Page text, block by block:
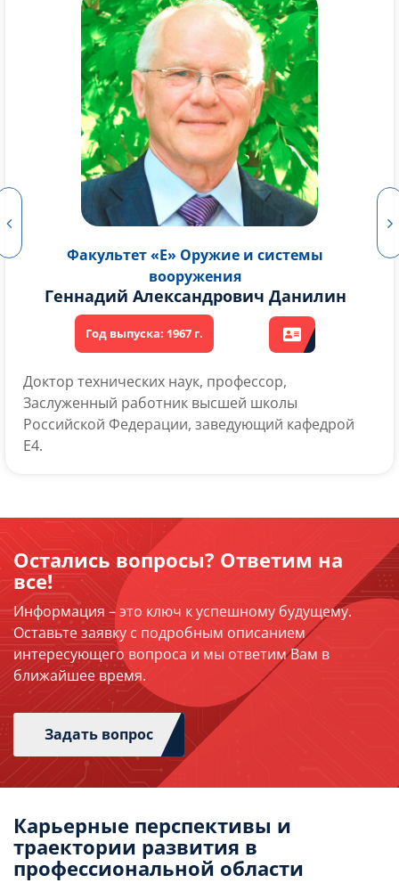
Факультет «Е» Оружие и системы
вооружения
Анатолий Васильевич Лясников
Доктор технических наук, профессор,
Заслуженный деятель науки и техники РСФСР,
заведующий кафедрой Е4, декан факультета «Е»
Прикладной механики и автоматики.
Остались вопросы? Ответим на
все!
Информация – это ключ к успешному будущему.
Оставьте заявку с подробным описанием
интересующего вопроса и мы ответим Вам в
ближайшее время.
Задать вопрос
Карьерные перспективы и
траектории развития в
профессиональной области